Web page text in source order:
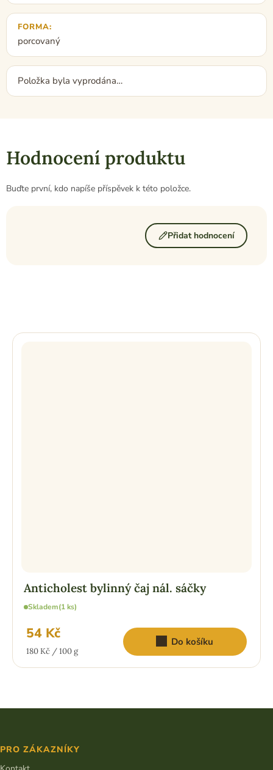
FORMA:
porcovaný
Položka byla vyprodána…
Anticholest bylinný čaj nál. sáčky
Skladem(1 ks)
54 Kč
Měrná
180 Kč / 100 g
Do košíku
Hodnocení produktu
Buďte první, kdo napíše příspěvek k této položce.
Přidat hodnocení
a
PRO ZÁKAZNÍKY